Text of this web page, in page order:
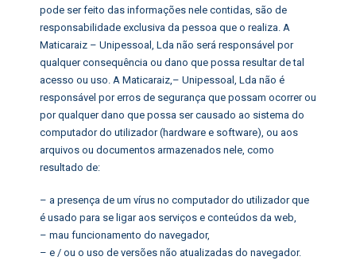
pode ser feito das informações nele contidas, são de
responsabilidade exclusiva da pessoa que o realiza. A
Maticaraiz – Unipessoal, Lda não será responsável por
qualquer consequência ou dano que possa resultar de tal
acesso ou uso. A Maticaraiz,– Unipessoal, Lda não é
responsável por erros de segurança que possam ocorrer ou
por qualquer dano que possa ser causado ao sistema do
computador do utilizador (hardware e software), ou aos
arquivos ou documentos armazenados nele, como
resultado de:
– a presença de um vírus no computador do utilizador que
é usado para se ligar aos serviços e conteúdos da web,
– mau funcionamento do navegador,
– e / ou o uso de versões não atualizadas do navegador.